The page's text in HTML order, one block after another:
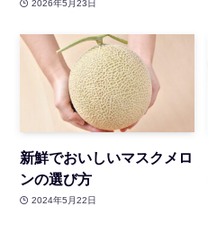
2026年5月23日
新鮮でおいしいマスクメロ
ンの選び方
2024年5月22日